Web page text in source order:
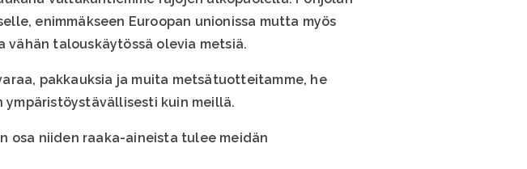
enimmäkseen Euroopan unionissa mutta myös
vähän talouskäytössä olevia metsiä.
pakkauksia ja muita metsätuotteitamme, he
kuin meillä.
osa niiden raaka-aineista tulee meidän